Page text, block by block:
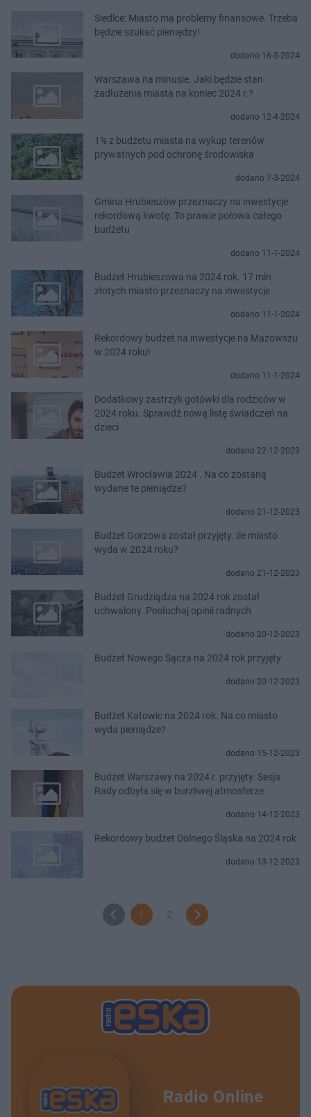
Siedlce: Miasto ma problemy finansowe. Trzeba
będzie szukać pieniędzy!
dodano 16-5-2024
Warszawa na minusie. Jaki będzie stan
zadłużenia miasta na koniec 2024 r.?
dodano 12-4-2024
1% z budżetu miasta na wykup terenów
prywatnych pod ochronę środowiska
dodano 7-3-2024
Gmina Hrubieszów przeznaczy na inwestycje
rekordową kwotę. To prawie połowa całego
budżetu
dodano 11-1-2024
Budżet Hrubieszowa na 2024 rok. 17 mln
złotych miasto przeznaczy na inwestycje
dodano 11-1-2024
Rekordowy budżet na inwestycje na Mazowszu
w 2024 roku!
dodano 11-1-2024
Dodatkowy zastrzyk gotówki dla rodziców w
2024 roku. Sprawdź nową listę świadczeń na
dzieci
dodano 22-12-2023
Budżet Wrocławia 2024 . Na co zostaną
wydane te pieniądze?
dodano 21-12-2023
Budżet Gorzowa został przyjęty. Ile miasto
wyda w 2024 roku?
dodano 21-12-2023
Budżet Grudziądza na 2024 rok został
uchwalony. Posłuchaj opinii radnych
dodano 20-12-2023
Budżet Nowego Sącza na 2024 rok przyjęty
dodano 20-12-2023
Budżet Katowic na 2024 rok. Na co miasto
wyda pieniądze?
dodano 15-12-2023
Budżet Warszawy na 2024 r. przyjęty. Sesja
Rady odbyła się w burzliwej atmosferze
dodano 14-12-2023
Rekordowy budżet Dolnego Śląska na 2024 rok
dodano 13-12-2023
1 2
Radio Online